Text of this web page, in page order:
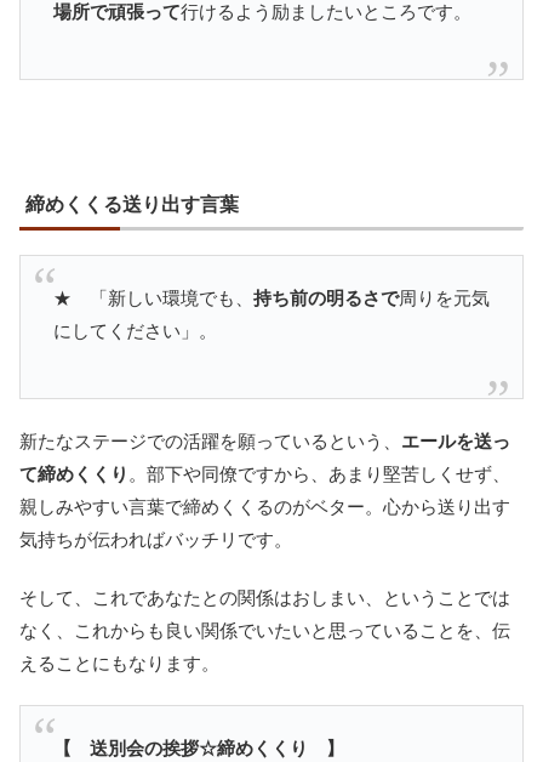
場所で頑張って行けるよう励ましたいところです。
締めくくる送り出す言葉
★ 「新しい環境でも、 持ち前の明るさで周りを元気
にしてください」。
新たなステージでの活躍を願っているという、 エールを送っ
て締めくくり 。部下や同僚ですから、あまり堅苦しくせず、
親しみやすい言葉で締めくくるのがベター。心から送り出す
気持ちが伝わればバッチリです。
そして、これであなたとの関係はおしまい、ということでは
なく、これからも良い関係でいたいと思っていることを、伝
えることにもなります。
【 送別会の挨拶☆締めくくり 】